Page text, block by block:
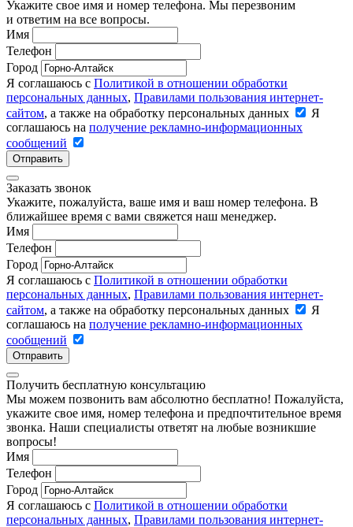
Укажите свое имя и номер телефона. Мы перезвоним
и ответим на все вопросы.
Имя
Телефон
Город
Я соглашаюсь с Политикой в отношении обработки
персональных данных, Правилами пользования интернет-
сайтом, а также на обработку персональных данных
Я
соглашаюсь на получение рекламно-информационных
сообщений
Отправить
Заказать звонок
Укажите, пожалуйста, ваше имя и ваш номер телефона. В
ближайшее время с вами свяжется наш менеджер.
Имя
Телефон
Город
Я соглашаюсь с Политикой в отношении обработки
персональных данных, Правилами пользования интернет-
сайтом, а также на обработку персональных данных
Я
соглашаюсь на получение рекламно-информационных
сообщений
Отправить
Получить бесплатную консультацию
Мы можем позвонить вам абсолютно бесплатно! Пожалуйста,
укажите свое имя, номер телефона и предпочтительное время
звонка. Наши специалисты ответят на любые возникшие
вопросы!
Имя
Телефон
Город
Я соглашаюсь с Политикой в отношении обработки
персональных данных, Правилами пользования интернет-